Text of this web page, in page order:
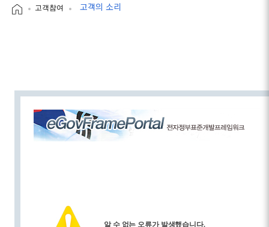
고객참여 고객의 소리
알 수 없는 오류가 발생했습니다.